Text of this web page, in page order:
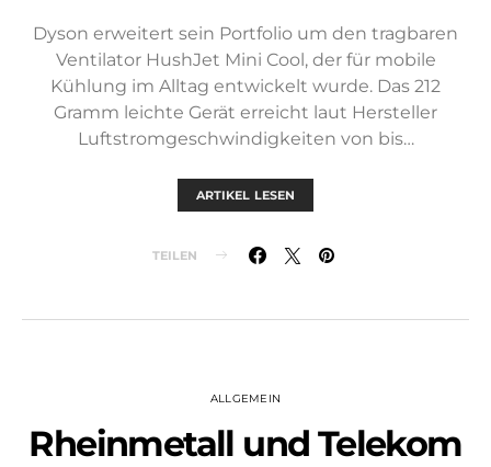
Dyson erweitert sein Portfolio um den tragbaren
Ventilator HushJet Mini Cool, der für mobile
Kühlung im Alltag entwickelt wurde. Das 212
Gramm leichte Gerät erreicht laut Hersteller
Luftstromgeschwindigkeiten von bis…
ARTIKEL LESEN
TEILEN
ALLGEMEIN
Rheinmetall und Telekom